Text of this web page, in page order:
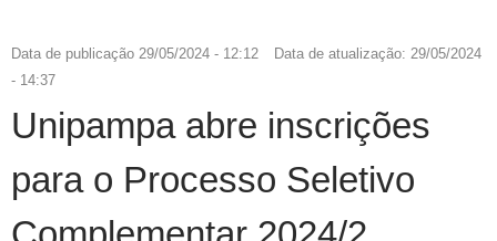
Data de publicação 29/05/2024 - 12:12 Data de atualização: 29/05/2024
- 14:37
Unipampa abre inscrições
para o Processo Seletivo